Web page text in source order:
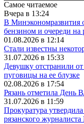
Самое читаемое
Вчера в 13:24
В Минэкономразвития
бензином и очереди на
01.08.2026 в 12:14
Стали известны
31.07.2026 в 15:33
Девушку отстранили
пуговицы на ее блузке
02.08.2026 в 17:54
Рязань отметила День
31.07.2026 в 11:59
Прокуратура
рязанского